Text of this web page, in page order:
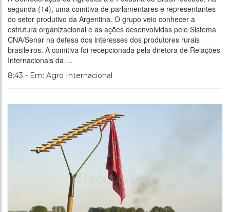
segunda (14), uma comitiva de parlamentares e representantes
do setor produtivo da Argentina. O grupo veio conhecer a
estrutura organizacional e as ações desenvolvidas pelo Sistema
CNA/Senar na defesa dos interesses dos produtores rurais
brasileiros. A comitiva foi recepcionada pela diretora de Relações
Internacionais da …
8:43 - Em: Agro Internacional